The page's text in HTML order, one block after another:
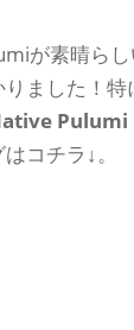
が素晴ら
ました！特
コチラ↓。